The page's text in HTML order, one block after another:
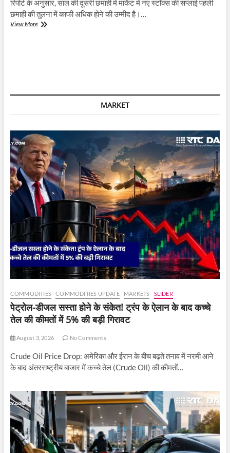
रिपोर्ट के अनुसार, साल की दूसरी छमाही में मार्केट में नए स्टॉक्स की सप्लाई पहली
छमाही की तुलना में काफी अधिक होने की उम्मीद है।…
View MoreAxis
में
IPO
के
कारण
FII
(विदेशी
संस्थागत
निवेशकों)
के
प्रवाह
से
प्रभावित
होने
संभावना
बढ़
है।
MARKET
COMMODITIES COMMODITIES UPDATE MARKETS SLIDER
पेट्रोल-डीजल सस्ता होने के संकेत! ट्रंप के ऐलान के बाद कच्चे
तेल की कीमतों में 5% की बड़ी गिरावट
August 3, 2026 No Comments
Crude Oil Price Drop: अमेरिका और ईरान के बीच बढ़ते तनाव में नरमी आने
के बाद अंतरराष्ट्रीय बाजार में कच्चे तेल (Crude Oil) की कीमतों…